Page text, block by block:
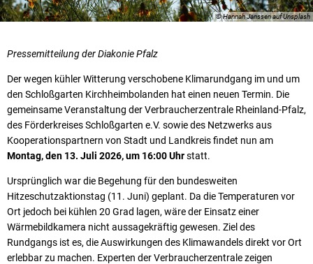
© Hannah Janssen auf Unsplash
Pressemitteilung der Diakonie Pfalz
Der wegen kühler Witterung verschobene Klimarundgang im und um
den Schloßgarten Kirchheimbolanden hat einen neuen Termin. Die
gemeinsame Veranstaltung der Verbraucherzentrale Rheinland-Pfalz,
des Förderkreises Schloßgarten e.V. sowie des Netzwerks aus
Kooperationspartnern von Stadt und Landkreis findet nun am
Montag, den 13. Juli 2026, um 16:00 Uhrstatt.
Ursprünglich war die Begehung für den bundesweiten
Hitzeschutzaktionstag (11. Juni) geplant. Da die Temperaturen vor
Ort jedoch bei kühlen 20 Grad lagen, wäre der Einsatz einer
Wärmebildkamera nicht aussagekräftig gewesen. Ziel des
Rundgangs ist es, die Auswirkungen des Klimawandels direkt vor Ort
erlebbar zu machen. Experten der Verbraucherzentrale zeigen